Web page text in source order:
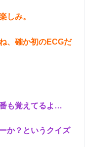
しみ。
、確か初のECGだ
も覚えてるよ…
か？というクイズ